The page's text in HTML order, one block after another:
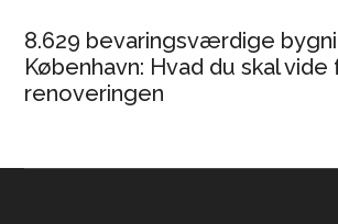
8.629 bevaringsværdige
København: Hvad du skal vide
renoveringen